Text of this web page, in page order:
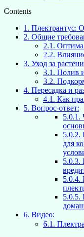
Contents
1. Плектрантус:
2. Общие
2.1.
2.2.
3. Уход за
3.1. Полив
3.2.
4. Пересадка и
4.1. Как
5. Вопрос-ответ:
5.0.1.
5.0.2.
для
5.0.3.
5.0.4.
5.0.5.
6. Видео:
6.1.